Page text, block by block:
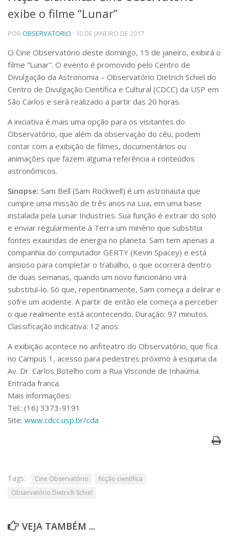
Telefones e Mapas
Pessoas
Ensino
Graduação
Pós-Graduação
Educação a distância
Cursos de Extensão
Pesquisa e Inovação
Centros, Núcleos e Projetos em Rede
Pós-doutorado
Iniciação Científica
Transferência de Tecnologia
Empresas Juniores
Projetos, Programas e Cursos
Artes, Cultura e Esportes
Museus e Espaços Interativos
Bibliotecas
Apoio ao Estudante
Segurança, Trânsito e Prevenção
RH, Administrativo e Financeiro
Outros serviços
Comunicação
Assessorias e Mídias
Aplicativos e Sites
Jornal da USP
Agenda de Eventos
Defesa de Teses
exibe o filme “Lunar”
POROBSERVATORIO · 10 DE JANEIRO DE 2017
O Cine Observatório deste domingo, 15 de janeiro, exibirá o
filme “Lunar”. O evento é promovido pelo Centro de
Divulgação da Astronomia – Observatório Dietrich Schiel do
Centro de Divulgação Científica e Cultural (CDCC) da USP em
São Carlos e será realizado a partir das 20 horas.
A iniciativa é mais uma opção para os visitantes do
Observatório, que além da observação do céu, podem
contar com a exibição de filmes, documentários ou
animações que fazem alguma referência a conteúdos
astronômicos.
Sinopse: Sam Bell (Sam Rockwell) é um astronauta que
cumpre uma missão de três anos na Lua, em uma base
instalada pela Lunar Industries. Sua função é extrair do solo
e enviar regularmente à Terra um minério que substitui
fontes exauridas de energia no planeta. Sam tem apenas a
companhia do computador GERTY (Kevin Spacey) e está
ansioso para completar o trabalho, o que ocorrerá dentro
de duas semanas, quando um novo funcionário virá
substituí-lo. Só que, repentinamente, Sam começa a delirar e
sofre um acidente. A partir de então ele começa a perceber
o que realmente está acontecendo. Duração: 97 minutos.
Classificação indicativa: 12 anos.
A exibição acontece no anfiteatro do Observatório, que fica
no Campus 1, acesso para pedestres próximo à esquina da
Av. Dr. Carlos Botelho com a Rua Visconde de Inhaúma.
Entrada franca.
Mais informações:
Tel.: (16) 3373-9191
Site: www.cdcc.usp.br/cda
Tags: Cine Observatório
ficção científica
Observatório Dietrich Schiel
VEJA TAMBÉM ...